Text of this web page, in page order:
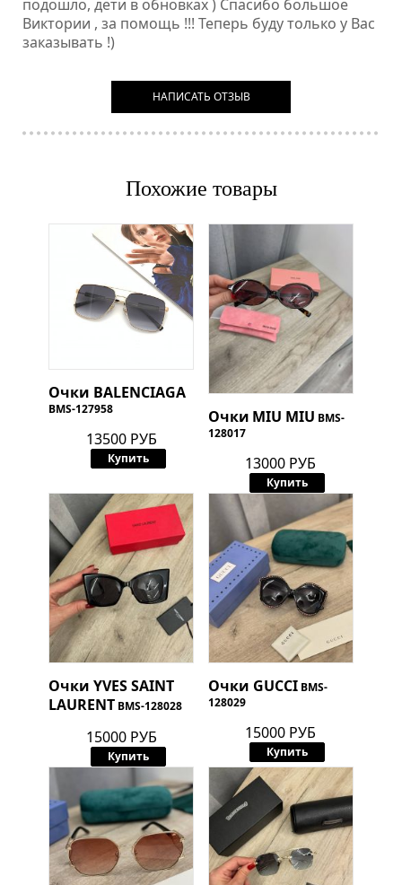
подошло, дети в обновках ) Спасибо большое
Виктории , за помощь !!! Теперь буду только у Вас
заказывать !)
НАПИСАТЬ ОТЗЫВ
Похожие товары
Очки BALENCIAGA
BMS-127958
13500 РУБ
Купить
Очки MIU MIU BMS-
128017
13000 РУБ
Купить
Очки YVES SAINT
LAURENT BMS-128028
15000 РУБ
Купить
Очки GUCCI BMS-
128029
15000 РУБ
Купить